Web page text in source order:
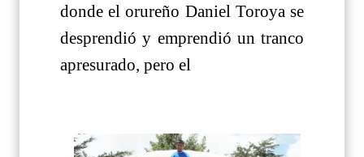
donde el orureño Daniel Toroya se
desprendió y emprendió un tranco
apresurado, pero el